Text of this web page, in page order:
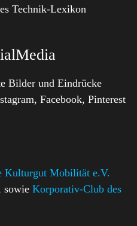
Technik-Lexikon
Bilder und Eindrücke
Facebook, Pinterest
Kulturgut Mobilität e.V.
sowie Korporativ-Club des